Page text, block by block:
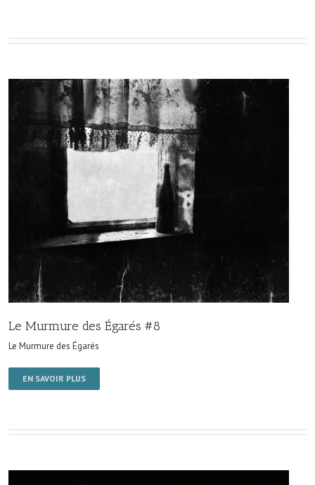
Le Murmure des Égarés #8
Le Murmure des Égarés
EN SAVOIR PLUS